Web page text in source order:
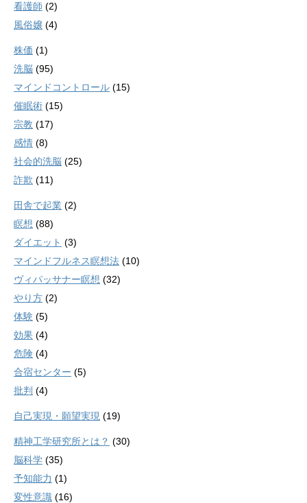
看護師 (2)
風俗嬢 (4)
株価 (1)
洗脳 (95)
マインドコントロール (15)
催眠術 (15)
宗教 (17)
感情 (8)
社会的洗脳 (25)
詐欺 (11)
田舎で起業 (2)
瞑想 (88)
ダイエット (3)
マインドフルネス瞑想法 (10)
ヴィパッサナー瞑想 (32)
やり方 (2)
体験 (5)
効果 (4)
危険 (4)
合宿センター (5)
批判 (4)
自己実現・願望実現 (19)
精神工学研究所とは？ (30)
脳科学 (35)
予知能力 (1)
変性意識 (16)